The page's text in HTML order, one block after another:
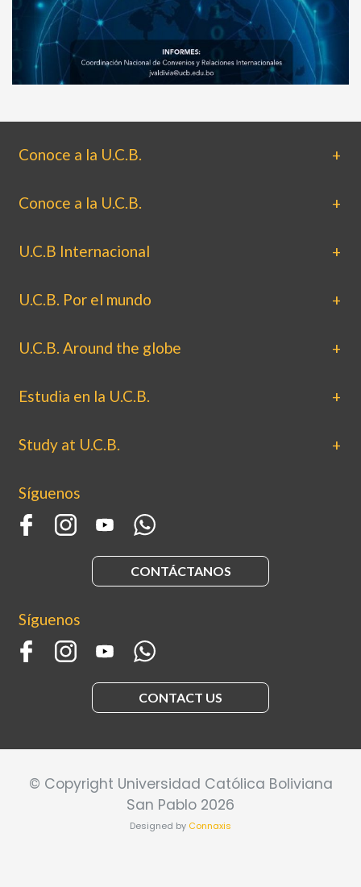
Conoce a la U.C.B.
Conoce a la U.C.B.
U.C.B Internacional
U.C.B. Por el mundo
U.C.B. Around the globe
Estudia en la U.C.B.
Study at U.C.B.
Síguenos
CONTÁCTANOS
Síguenos
CONTACT US
© Copyright Universidad Católica Boliviana
San Pablo 2026
Designed by Connaxis